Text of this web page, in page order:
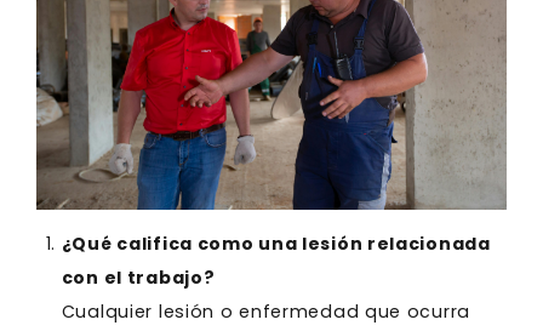
¿Qué califica como una lesión relacionada
con el trabajo?
Cualquier lesión o enfermedad que ocurra